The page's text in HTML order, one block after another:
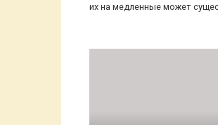
их на медленные может